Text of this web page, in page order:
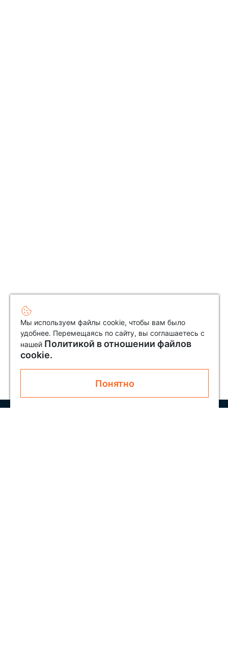
Мы используем файлы cookie, чтобы вам было
удобнее. Перемещаясь по сайту, вы соглашаетесь с
нашей Политикой в отношении файлов
cookie.
Понятно